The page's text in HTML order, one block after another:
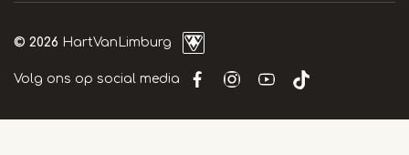
© 2026 HartVanLimburg
Volg ons op social media